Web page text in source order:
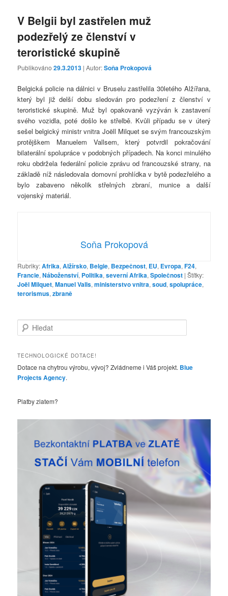
V Belgii byl zastřelen muž
podezřelý ze členství v
teroristické skupině
Publikováno29.3.2013 | Autor:Soňa Prokopová
Belgická policie na dálnici v Bruselu zastřelila 30letého Alžířana,
který byl již delší dobu sledován pro podezření z členství v
teroristické skupině. Muž byl opakovaně vyzýván k zastavení
svého vozidla, poté došlo ke střelbě. Kvůli případu se v úterý
sešel belgický ministr vnitra Joëll Milquet se svým francouzským
protějškem Manuelem Vallsem, který potvrdil pokračování
bilaterální spolupráce v podobných případech. Na konci minulého
roku obdržela federální policie zprávu od francouzské strany, na
základě níž následovala domovní prohlídka v bytě podezřelého a
bylo zabaveno několik střelných zbraní, munice a další
vojenský materiál.
Soňa Prokopová
Rubriky:Afrika,Alžírsko, Belgie, Bezpečnost, EU, Evropa,F24,
Francie,Náboženství, Politika,severní Afrika,Společnost |Štítky:
Joël Milquet,Manuel Valls,ministerstvo vnitra,soud,spolupráce,
terorismus,zbraně
l
d
t
TECHNOLOGICKÉ DOTACE!
Dotace na chytrou výrobu, vývoj? Zvládneme i Váš projekt. Blue
Projects Agency.
Platby zlatem?